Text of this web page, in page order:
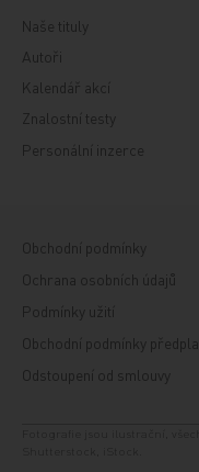
Naše tituly
Autoři
Kalendář akcí
Znalostní testy
Personální inzerce
Obchodní podmínky
Ochrana osobních údajů
Podmínky užití
Obchodní podmínky
Odstoupení od smlouvy